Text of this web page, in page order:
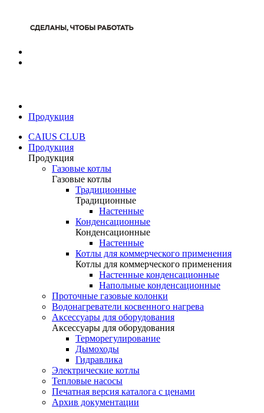
Продукция
CAIUS CLUB
Продукция
Продукция
Газовые котлы
Газовые котлы
Традиционные
Традиционные
Настенные
Конденсационные
Конденсационные
Настенные
Котлы для коммерческого применения
Котлы для коммерческого применения
Настенные конденсационные
Напольные конденсационные
Проточные газовые колонки
Водонагреватели косвенного нагрева
Аксессуары для оборудования
Аксессуары для оборудования
Терморегулирование
Дымоходы
Гидравлика
Электрические котлы
Тепловые насосы
Печатная версия каталога с ценами
Архив документации